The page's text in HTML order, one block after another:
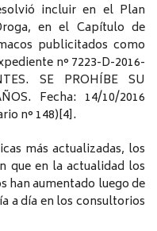
incluir en el Plan
en el Capítulo de
publicitados como
n° 7223-D-2016-
SE PROHÍBE SU
Fecha: 14/10/2016
n° 148)[4].
más actualizadas, los
que en la actualidad los
han aumentado luego de
a día en los consultorios